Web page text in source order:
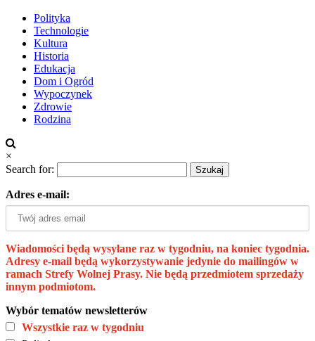
Polityka
Technologie
Kultura
Historia
Edukacja
Dom i Ogród
Wypoczynek
Zdrowie
Rodzina
×
Search for:
Adres e-mail:
Wiadomości będą wysyłane raz w tygodniu, na koniec tygodnia.
Adresy e-mail będą wykorzystywanie jedynie do mailingów w
ramach Strefy Wolnej Prasy. Nie będą przedmiotem sprzedaży
innym podmiotom.
Wybór tematów newsletterów
Wszystkie raz w tygodniu